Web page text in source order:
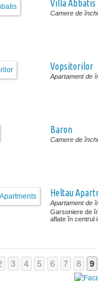
Villa Abbatis
Camere de
Vopsitorilor
Apartament de
Baron
Camere de
Heltau
Apartament de
Garsoniere de
aflate în centrul
3 4 5 6 7 8 9